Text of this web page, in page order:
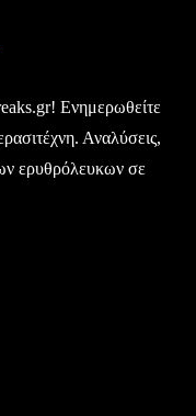
Ενημερωθείτε
Αναλύσεις,
ερυθρόλευκων σε